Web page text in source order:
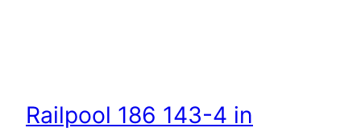
Railpool 186 143-4 in